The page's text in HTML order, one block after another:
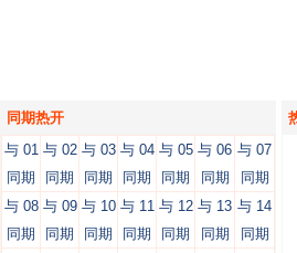
同期热开
与 01
同期
与 02
同期
与 03
同期
与 04
同期
与 05
同期
与 06
同期
与 07
同期
与 08
同期
与 09
同期
与 10
同期
与 11
同期
与 12
同期
与 13
同期
与 14
同期